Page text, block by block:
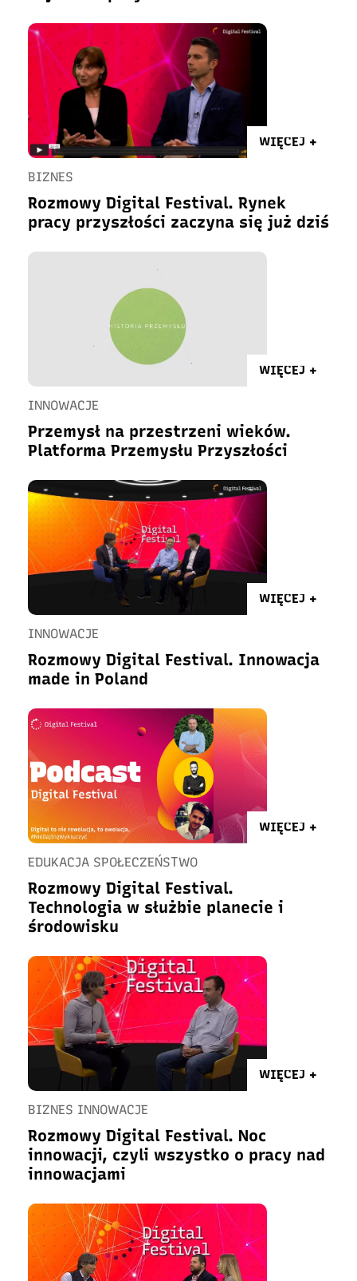
WIĘCEJ +
BIZNES
Rozmowy Digital Festival. Rynek
pracy przyszłości zaczyna się już dziś
WIĘCEJ +
INNOWACJE
Przemysł na przestrzeni wieków.
Platforma Przemysłu Przyszłości
WIĘCEJ +
INNOWACJE
Rozmowy Digital Festival. Innowacja
made in Poland
WIĘCEJ +
EDUKACJA SPOŁECZEŃSTWO
Rozmowy Digital Festival.
Technologia w służbie planecie i
środowisku
WIĘCEJ +
BIZNES INNOWACJE
Rozmowy Digital Festival. Noc
innowacji, czyli wszystko o pracy nad
innowacjami